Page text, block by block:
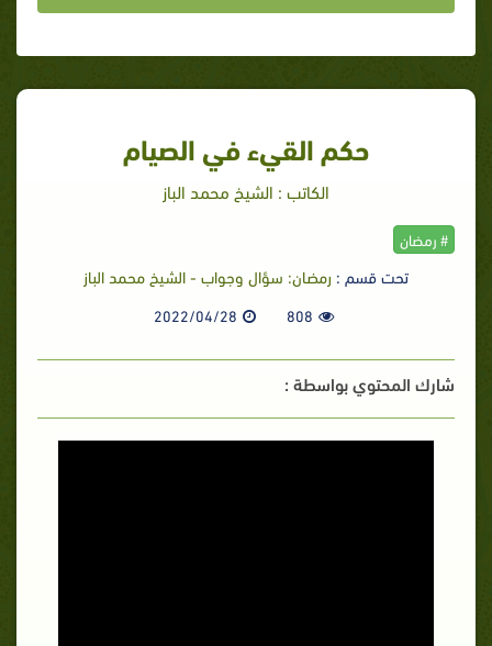
حكم القيء في الصيام
الكاتب : الشيخ محمد الباز
# رمضان
تحت قسم : رمضان: سؤال وجواب - الشيخ محمد الباز
808
2022/04/28
شارك المحتوي بواسطة :